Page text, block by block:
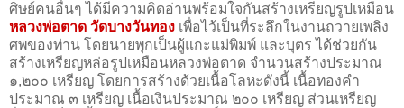
ศิษย์คนอื่นๆ ได้มีความคิดอ่านพร้อมใจกันสร้างเหรียญรูปเหมือน
หลวงพ่อตาด วัดบางวันทอง เพื่อไว้เป็นที่ระลึกในงานถวายเพลิง
ศพของท่าน โดยนายพุกเป็นผู้แกะแม่พิมพ์ และบุตร ได้ช่วยกัน
สร้างเหรียญหล่อรูปเหมือนหลวงพ่อตาด จำนวนสร้างประมาณ
๑,๒๐๐ เหรียญ โดยการสร้างด้วยเนื้อโลหะดังนี้ เนื้อทองคำ
ประมาณ ๓ เหรียญ เนื้อเงินประมาณ ๒๐๐ เหรียญ ส่วนเหรียญ